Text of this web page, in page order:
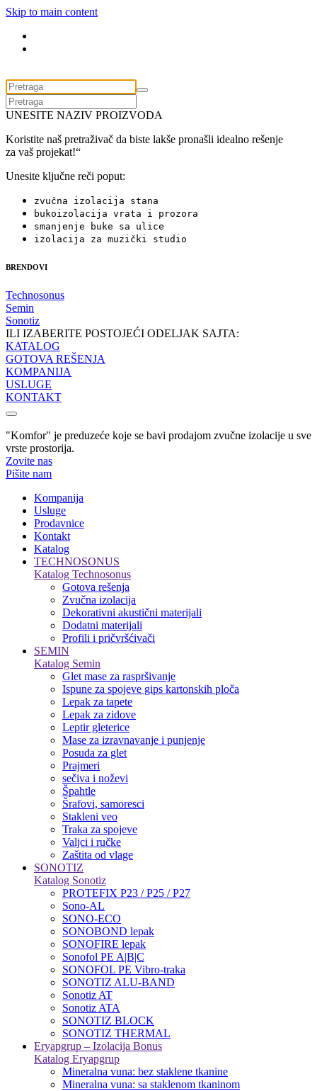
Skip to main content
UNESITE NAZIV PROIZVODA
Koristite naš pretraživač da biste lakše pronašli idealno rešenje
za vaš projekat!“
Unesite ključne reči poput:
zvučna izolacija stana
bukoizolacija vrata i prozora
smanjenje buke sa ulice
izolacija za muzički studio
BRENDOVI
Technosonus
Semin
Sonotiz
ILI IZABERITE POSTOJEĆI ODELJAK SAJTA:
KATALOG
GOTOVA REŠENJA
KOMPANIJA
USLUGE
KONTAKT
"Komfor" je preduzeće koje se bavi prodajom zvučne izolacije u sve
vrste prostorija.
Zovite nas
Pišite nam
Kompanija
Usluge
Prodavnice
Kontakt
Katalog
TECHNOSONUS
Katalog Technosonus
Gotova rešenja
Zvučna izolacija
Dekorativni akustični materijali
Dodatni materijali
Profili i pričvršćivači
SEMIN
Katalog Semin
Glet mase za raspršivanje
Ispune za spojeve gips kartonskih ploča
Lepak za tapete
Lepak za zidove
Leptir gleterice
Mase za izravnavanje i punjenje
Posuda za glet
Prajmeri
sečiva i noževi
Špahtle
Šrafovi, samoresci
Stakleni veo
Traka za spojeve
Valjci i ručke
Zaštita od vlage
SONOTIZ
Katalog Sonotiz
PROTEFIX P23 / P25 / P27
Sono-AL
SONO-ECO
SONOBOND lepak
SONOFIRE lepak
Sonofol PE A|B|C
SONOFOL PE Vibro-traka
SONOTIZ ALU-BAND
Sonotiz AT
Sonotiz ATA
SONOTIZ BLOCK
SONOTIZ THERMAL
Eryapgrup – Izolacija Bonus
Katalog Eryapgrup
Mineralna vuna: bez staklene tkanine
Mineralna vuna: sa staklenom tkaninom